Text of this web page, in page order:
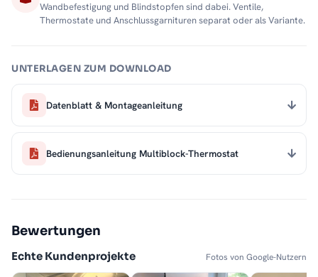
Wandbefestigung und Blindstopfen sind dabei. Ventile,
Thermostate und Anschlussgarnituren separat oder als Variante.
UNTERLAGEN ZUM DOWNLOAD
Datenblatt & Montageanleitung
Bedienungsanleitung Multiblock-Thermostat
Bewertungen
Echte Kundenprojekte Fotos von Google-Nutzern